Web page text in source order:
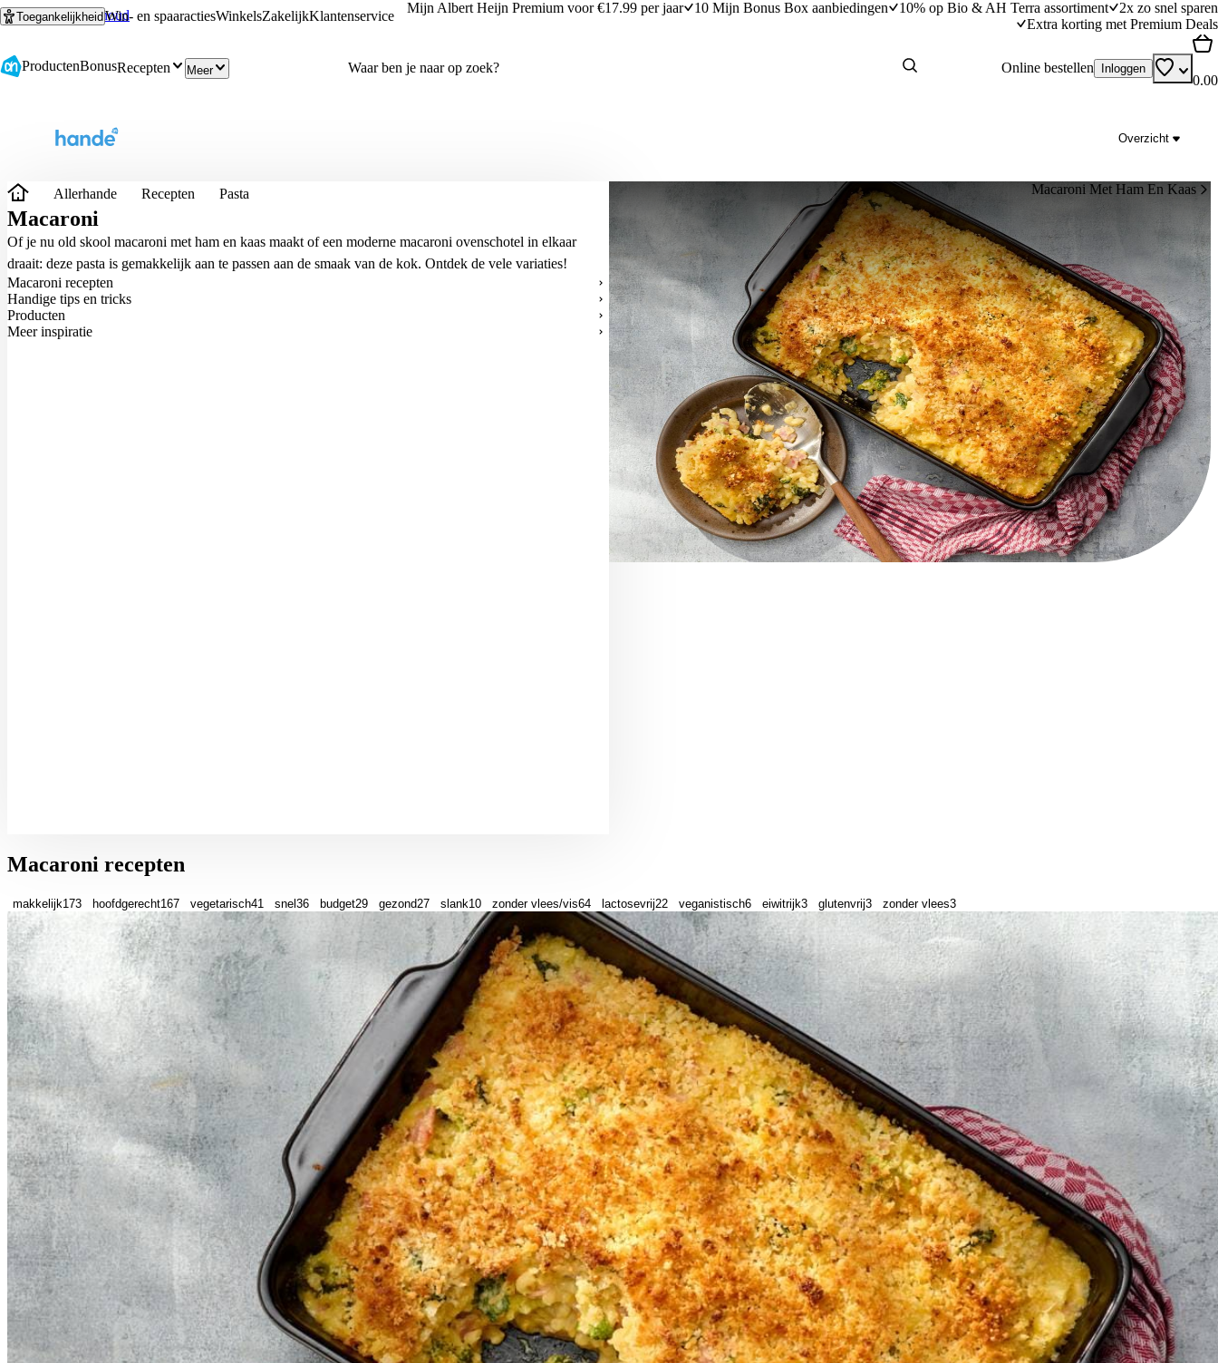
Ga naar hoofdinhoud
Ga naar zoeken
ToegankelijkheidWin- en spaaractiesWinkelsZakelijkKlantenservice
Mijn Albert Heijn Premium voor €17.99 per jaar 10 Mijn Bonus Box aanbiedingen 10% op Bio & AH Terra assortiment
2x zo snel sparen
Extra korting met Premium Deals
ProductenBonusRecepten Meer Online bestellen Inloggen
0.00
Overzicht
Macaroni Met Ham En Kaas
Allerhande Recepten Pasta
Macaroni
Of je nu old skool macaroni met ham en kaas maakt of een moderne macaroni ovenschotel in elkaar
draait: deze pasta is gemakkelijk aan te passen aan de smaak van de kok. Ontdek de vele variaties!
Macaroni recepten
Handige tips en tricks
Producten
Meer inspiratie
Macaroni recepten
makkelijk173 hoofdgerecht167 vegetarisch41 snel 36 budget29 gezond27 slank10 zonder vlees/vis64 lactosevrij22 veganistisch6 eiwitrijk3 glutenvrij3 zonder vlees3